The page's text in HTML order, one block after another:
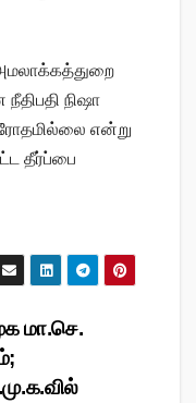
நிஷா
என்று
தீர்ப்பை
மா.செ.